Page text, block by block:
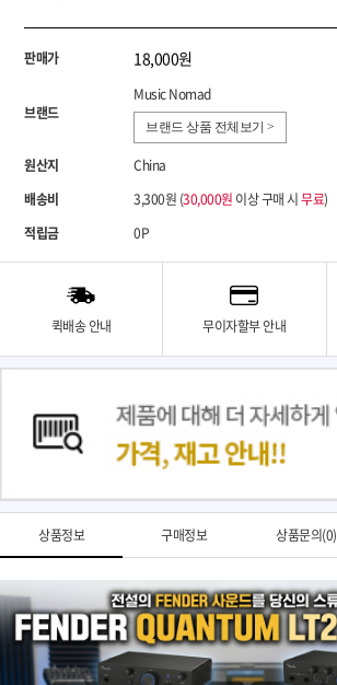
판매가 18,000원
브랜드
Music Nomad
브랜드 상품 전체보기 >
원산지
China
배송비
3,300원 (30,000원 이상 구매 시무료)
적립금
0P
퀵배송 안내 무이자할부 안내
상품정보 구매정보 상품문의(0)